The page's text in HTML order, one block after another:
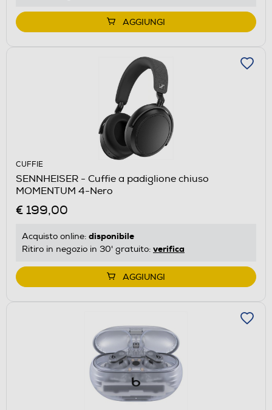
AGGIUNGI
CUFFIE
SENNHEISER - Cuffie a padiglione chiuso
MOMENTUM 4-Nero
€ 199,00
Acquisto online: disponibile
Ritiro in negozio in 30' gratuito: verifica
AGGIUNGI